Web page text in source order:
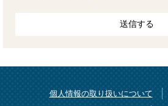
個人情報の取り扱いについて